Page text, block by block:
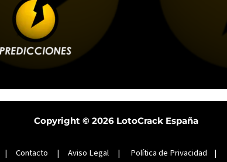
Copyright © 2026 LotoCrack España
| Contacto | Aviso Legal | Política de Privacidad |